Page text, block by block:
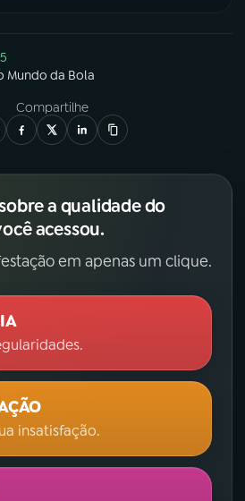
Mundo da Bola
Compartilhe
a qualidade do
acessou.
em apenas um clique.
insatisfação.